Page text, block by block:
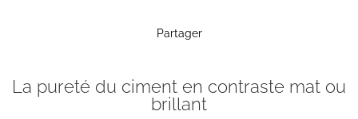
Partager
La pureté du ciment en contraste mat ou
brillant